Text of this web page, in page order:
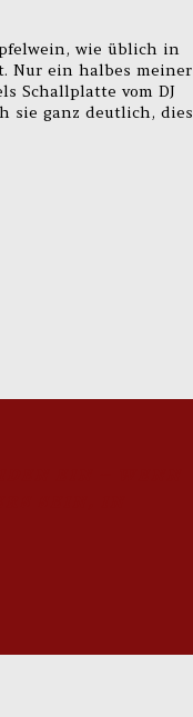
wie üblich in
Nur ein halbes meiner
Schallplatte vom DJ
sie ganz deutlich,